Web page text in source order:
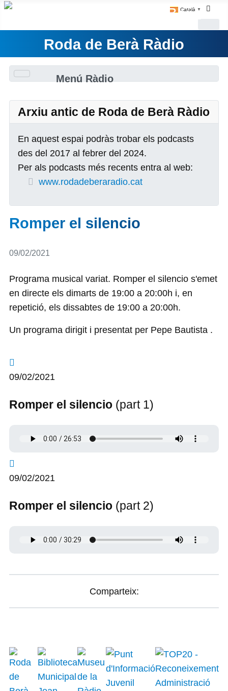
Català ▼
Roda de Berà Ràdio
Menú Ràdio
Arxiu antic de Roda de Berà Ràdio
En aquest espai podràs trobar els podcasts
des del 2017 al febrer del 2024.
Per als podcasts més recents entra al web:
www.rodadeberaradio.cat
Romper el silencio
Detalls
09/02/2021
Programa musical variat. Romper el silencio s'emet
en directe els dimarts de 19:00 a 20:00h i, en
repetició, els dissabtes de 19:00 a 20:00h.
Un programa dirigit i presentat per Pepe Bautista .
09/02/2021
Romper el silencio (part 1)
09/02/2021
Romper el silencio (part 2)
Comparteix: